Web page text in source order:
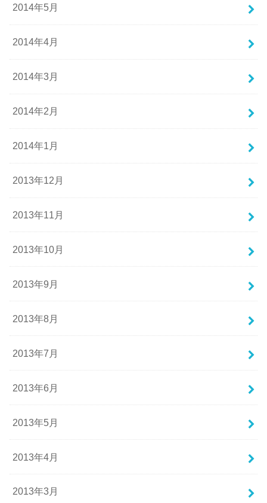
2014年5月
2014年4月
2014年3月
2014年2月
2014年1月
2013年12月
2013年11月
2013年10月
2013年9月
2013年8月
2013年7月
2013年6月
2013年5月
2013年4月
2013年3月